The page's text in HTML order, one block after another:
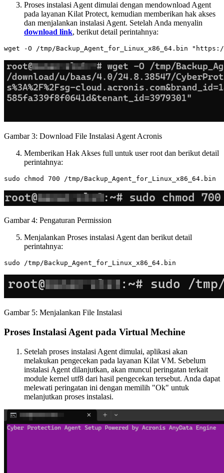
Proses instalasi Agent dimulai dengan mendownload Agent
pada layanan Kilat Protect, kemudian memberikan hak akses
dan menjalankan instalasi Agent. Setelah Anda menyalin
download link, berikut detail perintahnya:
Gambar 3: Download File Instalasi Agent Acronis
Memberikan Hak Akses full untuk user root dan berikut detail
perintahnya:
Gambar 4: Pengaturan Permission
Menjalankan Proses instalasi Agent dan berikut detail
perintahnya:
Gambar 5: Menjalankan File Instalasi
Proses Instalasi Agent pada Virtual Mechine
Setelah proses instalasi Agent dimulai, aplikasi akan
melakukan pengecekan pada layanan Kilat VM. Sebelum
instalasi Agent dilanjutkan, akan muncul peringatan terkait
module kernel utf8 dari hasil pengecekan tersebut. Anda dapat
melewati peringatan ini dengan memilih "Ok" untuk
melanjutkan proses instalasi.